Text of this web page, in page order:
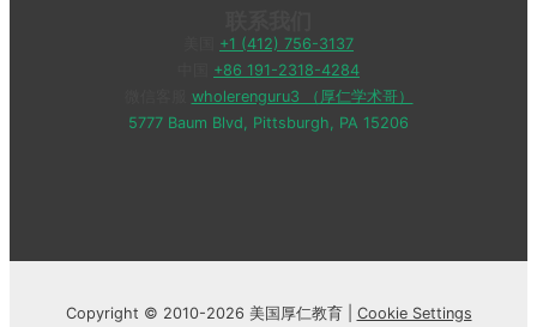
+1 (412) 756-3137
+86 191-2318-4284
wholerenguru3 （厚仁学术哥）
5777 Baum Blvd, Pittsburgh, PA 15206
Copyright © 2010-2026 美国厚仁教育 | Cookie Settings